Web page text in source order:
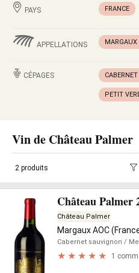
PAYS FRANCE
APPELLATIONS MARGAUX
CÉPAGES
PETIT
Vin de Château Palmer
2 produits
Château Palmer
Château Palmer
Margaux AOC
Cabernet sauvignon /
1